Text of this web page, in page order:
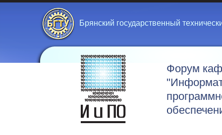
Брянский государственный
Форум